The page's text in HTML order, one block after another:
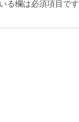
る欄は必須項目です